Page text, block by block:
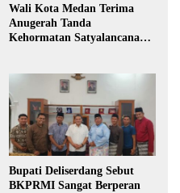
Wali Kota Medan Terima
Anugerah Tanda
Kehormatan Satyalancana
Bupati Deliserdang Sebut
BKPRMI Sangat Berperan